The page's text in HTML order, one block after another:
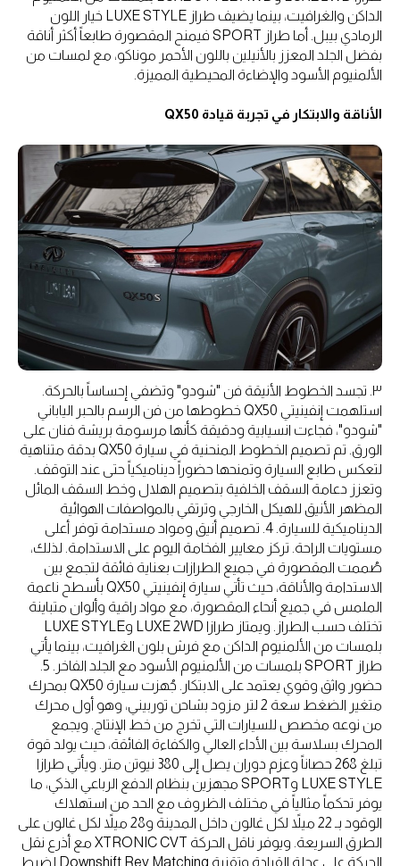
الداكن والغرافيت، بينما يضيف طراز LUXE STYLE خيار اللون
الرمادي بيبل. أما طراز SPORT فيمنح المقصورة طابعاً أكثر أناقة
بفضل الجلد المعزز بالأنيلين باللون الأحمر موناكو، مع لمسات من
الألمنيوم الأسود والإضاءة المحيطية المميزة.
الأناقة والابتكار في تجربة قيادة QX50
٣. تجسد الخطوط الأنيقة فن "شودو" وتضفي إحساساً بالحركة.
استلهمت إنفينيتي QX50 خطوطها من فن الرسم بالحبر الياباني
"شودو"، فجاءت انسيابية ودقيقة كأنها مرسومة بريشة فنان على
الورق. تم تصميم الخطوط المنحنية في سيارة QX50 بدقة متناهية
لتعكس طابع السيارة وتمنحها حضوراً ديناميكياً حتى عند التوقف.
وتعزز دعامة السقف الخلفية بتصميم الهلال وخط السقف المائل
المظهر الأنيق للهيكل الخارجي وترتقي بالمواصفات الهوائية
الديناميكية للسيارة. 4. تصميم أنيق ومواد مستدامة توفر أعلى
مستويات الراحة. تركز معايير الفخامة اليوم على الاستدامة. لذلك،
صُممت المقصورة في جميع الطرازات بعناية فائقة لتجمع بين
الاستدامة والأناقة، حيث تأتي سيارة إنفينيتي QX50 بأسطح ناعمة
الملمس في جميع أنحاء المقصورة، مع مواد راقية وألوان متباينة
تختلف حسب الطراز. ويمتاز طرازا LUXE 2WD وLUXE STYLE
بلمسات من الألمنيوم الداكن مع فرش بلون الغرافيت، بينما يأتي
حضور واثق وقوي يعتمد على الابتكار. جُهزت سيارة QX50 بمحرك
متغير الضغط سعة 2 لتر مزود بشاحن توربيني، وهو أول محرك
من نوعه مخصص للسيارات التي تخرج من خط الإنتاج. ويجمع
المحرك بسلاسة بين الأداء العالي والكفاءة الفائقة، حيث يولد قوة
تبلغ 268 حصاناً وعزم دوران يصل إلى 380 نيوتن متر. ويأتي طرازا
LUXE STYLE وSPORT مجهزين بنظام الدفع الرباعي الذكي، ما
يوفر تحكماً مثالياً في مختلف الظروف مع الحد من استهلاك
الوقود بـ 22 ميلاً لكل غالون داخل المدينة و28 ميلاً لكل غالون على
الطرق السريعة. ويوفر ناقل الحركة XTRONIC CVT مع أذرع نقل
الحركة على عجلة القيادة وتقنية Downshift Rev Matching لضبط